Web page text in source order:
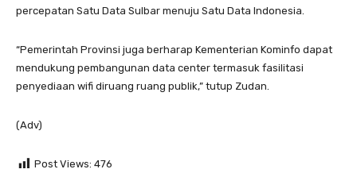
percepatan Satu Data Sulbar menuju Satu Data Indonesia.
“Pemerintah Provinsi juga berharap Kementerian Kominfo dapat
mendukung pembangunan data center termasuk fasilitasi
penyediaan wifi diruang ruang publik,” tutup Zudan.
(Adv)
Post Views: 476